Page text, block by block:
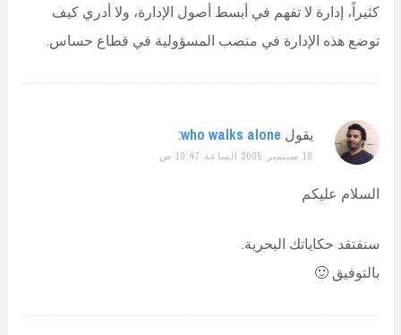
كثيراً، إدارة لا تفهم في أبسط أصول الإدارة، ولا أدري كيف
توضع هذه الإدارة في منصب المسؤولية في قطاع حساس.
يقول who walks alone
:
18 سبتمبر 2005 الساعة 10:47 ص
السلام عليكم
سنفتقد حكاياتك البحرية.
بالتوفيق 🙂